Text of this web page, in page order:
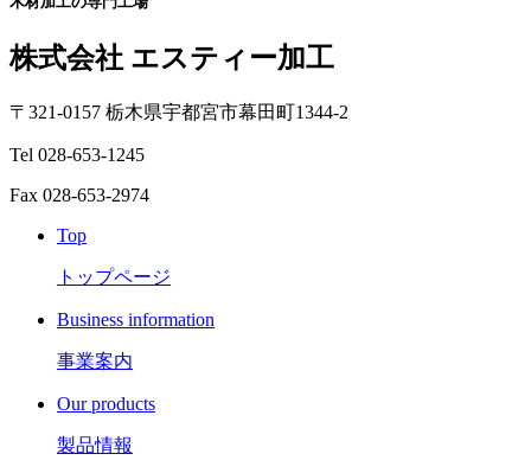
株式会社 エスティー加工
〒321-0157 栃木県宇都宮市幕田町1344-2
Tel 028-653-1245
Fax 028-653-2974
Top
トップページ
Business information
事業案内
Our products
製品情報